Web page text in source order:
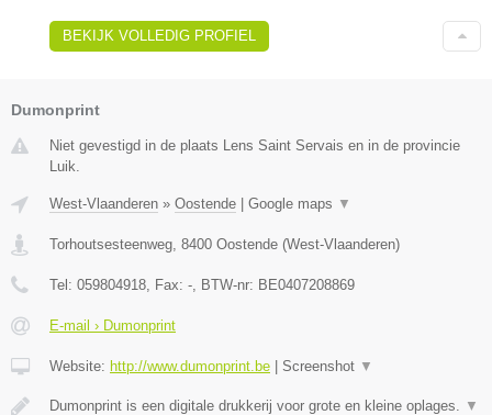
BEKIJK VOLLEDIG PROFIEL
Dumonprint
Niet gevestigd in de plaats Lens Saint Servais en in de provincie
Luik.
West-Vlaanderen » Oostende Google maps ▼
Torhoutsesteenweg 8400 Oostende (West-Vlaanderen)
Tel: 059804918 , Fax: - , BTW-nr: BE0407208869
E-mail › Dumonprint
Website: http://www.dumonprint.be Screenshot ▼
Dumonprint is een digitale drukkerij voor grote en kleine oplages. ▼